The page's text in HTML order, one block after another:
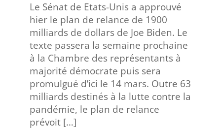
Le Sénat de Etats-Unis a approuvé
hier le plan de relance de 1900
milliards de dollars de Joe Biden. Le
texte passera la semaine prochaine
à la Chambre des représentants à
majorité démocrate puis sera
promulgué d’ici le 14 mars. Outre 63
milliards destinés à la lutte contre la
pandémie, le plan de relance
prévoit […]